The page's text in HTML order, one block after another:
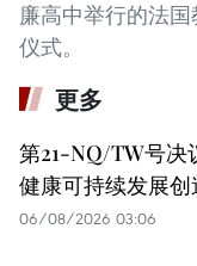
廉高中举行的法国
仪式。
更多
第21-NQ/TW号决
健康可持续发展创
06/08/2026 03:06